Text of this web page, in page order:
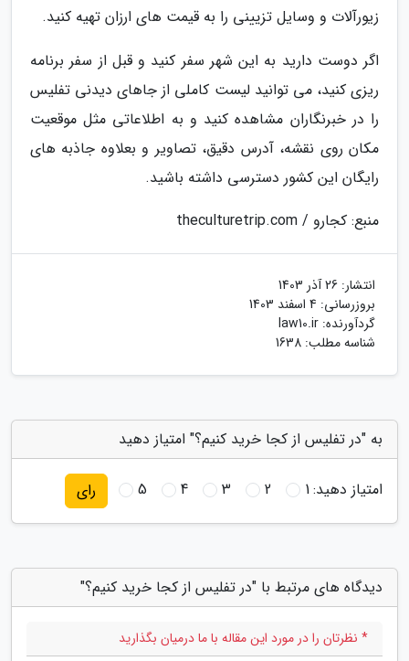
زیورآلات و وسایل تزیینی را به قیمت های ارزان تهیه کنید.
اگر دوست دارید به این شهر سفر کنید و قبل از سفر برنامه
ریزی کنید، می توانید لیست کاملی از جاهای دیدنی تفلیس
را در خبرنگاران مشاهده کنید و به اطلاعاتی مثل موقعیت
مکان روی نقشه، آدرس دقیق، تصاویر و بعلاوه جاذبه های
رایگان این کشور دسترسی داشته باشید.
منبع: کجارو / theculturetrip.com
انتشار: 26 آذر 1403
بروزرسانی: 4 اسفند 1403
گردآورنده: law10.ir
شناسه مطلب: 1638
به "در تفلیس از کجا خرید کنیم؟" امتیاز دهید
امتیاز دهید:1
2
3
4
5 رای
دیدگاه های مرتبط با "در تفلیس از کجا خرید کنیم؟"
* نظرتان را در مورد این مقاله با ما درمیان بگذارید